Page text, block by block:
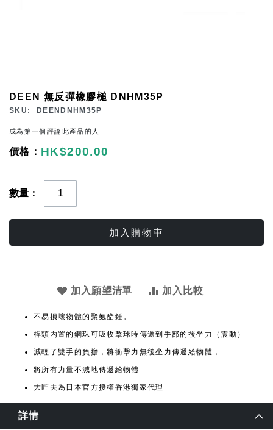
DEEN 無反彈橡膠槌 DNHM35P
SKU DEENDNHM35P
成為第一個評論此產品的人
HK$200.00
數量
加入購物車
加入願望清單 加入比較
不易損壞物體的聚氨酯錘。
桿頭內置的鋼珠可吸收擊球時傳遞到手部的後坐力（震動）
減輕了雙手的負擔，將衝擊力無後坐力傳遞給物體，
將所有力量不減地傳遞給物體
大匠夫為日本官方授權香港獨家代理
beginning
of
images
gallery
詳情